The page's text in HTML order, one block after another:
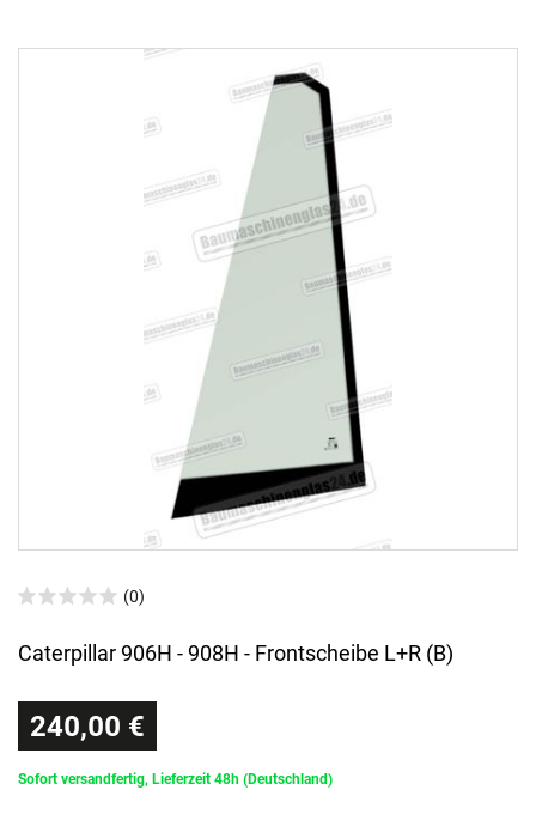
(0)
Caterpillar 906H - 908H - Frontscheibe L+R (B)
240,00 €
Sofort versandfertig, Lieferzeit 48h (Deutschland)